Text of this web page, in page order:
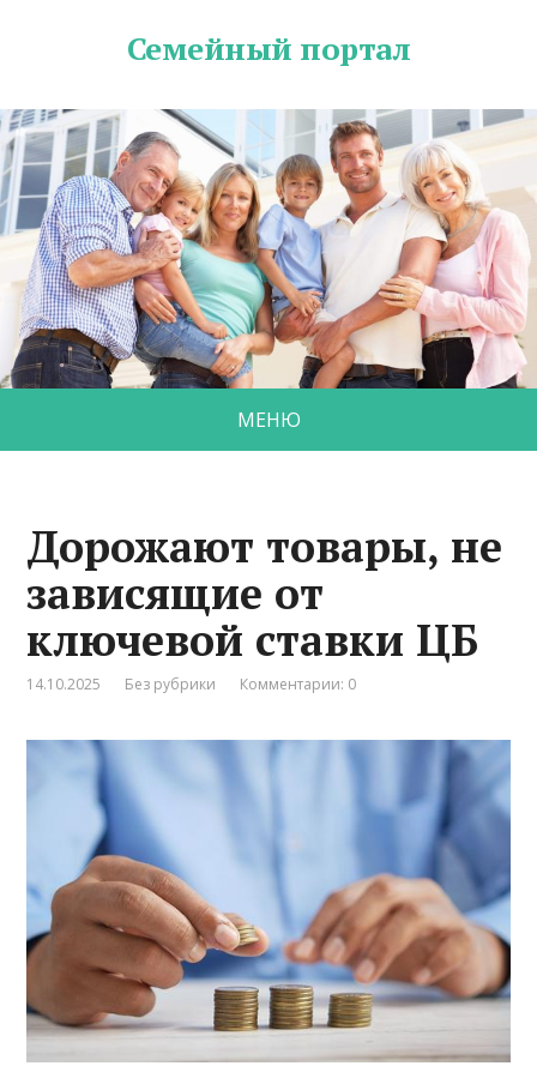
Семейный портал
МЕНЮ
Дорожают товары, не
зависящие от
ключевой ставки ЦБ
14.10.2025 Без рубрики Комментарии: 0